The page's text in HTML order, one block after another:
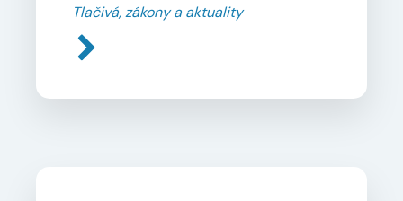
Tlačivá, zákony a aktuality